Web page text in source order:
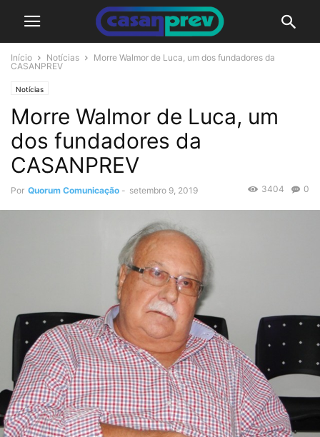
Início Notícias
Morre Walmor de Luca, um dos fundadores da
CASANPREV
Notícias
Morre Walmor de Luca, um
dos fundadores da
CASANPREV
Por Quorum Comunicação - setembro 9, 2019 0
3404